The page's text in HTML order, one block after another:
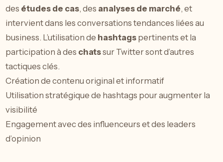
des études de cas, des analyses de marché, et
intervient dans les conversations tendances liées au
business. L’utilisation de hashtags pertinents et la
participation à des chatssur Twitter sont d’autres
tactiques clés.
Création de contenu original et informatif
Utilisation stratégique de hashtags pour augmenter la
visibilité
Engagement avec des influenceurs et des leaders
d’opinion